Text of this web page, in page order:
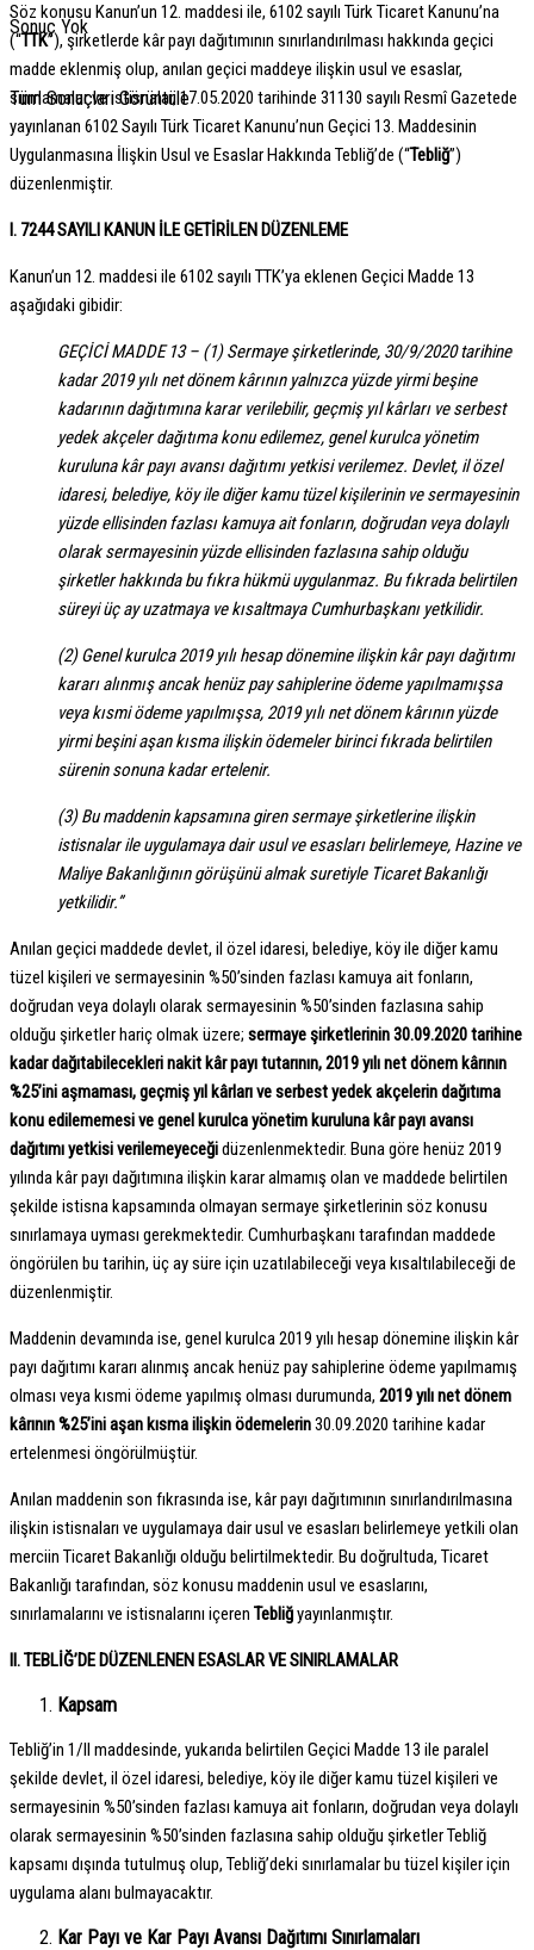
Sonuç Yok
Tüm Sonuçları Görüntüle
Söz konusu Kanun’un 12. maddesi ile, 6102 sayılı Türk Ticaret Kanunu’na
(“TTK”), şirketlerde kâr payı dağıtımının sınırlandırılması hakkında geçici
madde eklenmiş olup, anılan geçici maddeye ilişkin usul ve esaslar,
sınırlamalar ve istisnalar, 17.05.2020 tarihinde 31130 sayılı Resmî Gazetede
yayınlanan 6102 Sayılı Türk Ticaret Kanunu’nun Geçici 13. Maddesinin
Uygulanmasına İlişkin Usul ve Esaslar Hakkında Tebliğ’de (“Tebliğ”)
düzenlenmiştir.
I. 7244 SAYILI KANUN İLE GETİRİLEN DÜZENLEME
Kanun’un 12. maddesi ile 6102 sayılı TTK’ya eklenen Geçici Madde 13
aşağıdaki gibidir:
GEÇİCİ MADDE 13 – (1) Sermaye şirketlerinde, 30/9/2020 tarihine
kadar 2019 yılı net dönem kârının yalnızca yüzde yirmi beşine
kadarının dağıtımına karar verilebilir, geçmiş yıl kârları ve serbest
yedek akçeler dağıtıma konu edilemez, genel kurulca yönetim
kuruluna kâr payı avansı dağıtımı yetkisi verilemez. Devlet, il özel
idaresi, belediye, köy ile diğer kamu tüzel kişilerinin ve sermayesinin
yüzde ellisinden fazlası kamuya ait fonların, doğrudan veya dolaylı
olarak sermayesinin yüzde ellisinden fazlasına sahip olduğu
şirketler hakkında bu fıkra hükmü uygulanmaz. Bu fıkrada belirtilen
süreyi üç ay uzatmaya ve kısaltmaya Cumhurbaşkanı yetkilidir.
(2) Genel kurulca 2019 yılı hesap dönemine ilişkin kâr payı dağıtımı
kararı alınmış ancak henüz pay sahiplerine ödeme yapılmamışsa
veya kısmi ödeme yapılmışsa, 2019 yılı net dönem kârının yüzde
yirmi beşini aşan kısma ilişkin ödemeler birinci fıkrada belirtilen
sürenin sonuna kadar ertelenir.
(3) Bu maddenin kapsamına giren sermaye şirketlerine ilişkin
istisnalar ile uygulamaya dair usul ve esasları belirlemeye, Hazine ve
Maliye Bakanlığının görüşünü almak suretiyle Ticaret Bakanlığı
yetkilidir.”
Anılan geçici maddede devlet, il özel idaresi, belediye, köy ile diğer kamu
tüzel kişileri ve sermayesinin %50’sinden fazlası kamuya ait fonların,
doğrudan veya dolaylı olarak sermayesinin %50’sinden fazlasına sahip
olduğu şirketler hariç olmak üzere; sermaye şirketlerinin 30.09.2020 tarihine
kadar dağıtabilecekleri nakit kâr payı tutarının, 2019 yılı net dönem kârının
%25’ini aşmaması, geçmiş yıl kârları ve serbest yedek akçelerin dağıtıma
konu edilememesi ve genel kurulca yönetim kuruluna kâr payı avansı
dağıtımı yetkisi verilemeyeceğidüzenlenmektedir. Buna göre henüz 2019
yılında kâr payı dağıtımına ilişkin karar almamış olan ve maddede belirtilen
şekilde istisna kapsamında olmayan sermaye şirketlerinin söz konusu
sınırlamaya uyması gerekmektedir. Cumhurbaşkanı tarafından maddede
öngörülen bu tarihin, üç ay süre için uzatılabileceği veya kısaltılabileceği de
düzenlenmiştir.
Maddenin devamında ise, genel kurulca 2019 yılı hesap dönemine ilişkin kâr
payı dağıtımı kararı alınmış ancak henüz pay sahiplerine ödeme yapılmamış
olması veya kısmi ödeme yapılmış olması durumunda, 2019 yılı net dönem
kârının %25’ini aşan kısma ilişkin ödemelerin30.09.2020 tarihine kadar
ertelenmesi öngörülmüştür.
Anılan maddenin son fıkrasında ise, kâr payı dağıtımının sınırlandırılmasına
ilişkin istisnaları ve uygulamaya dair usul ve esasları belirlemeye yetkili olan
merciin Ticaret Bakanlığı olduğu belirtilmektedir. Bu doğrultuda, Ticaret
Bakanlığı tarafından, söz konusu maddenin usul ve esaslarını,
sınırlamalarını ve istisnalarını içeren Tebliğyayınlanmıştır.
II. TEBLİĞ’DE DÜZENLENEN ESASLAR VE SINIRLAMALAR
Kapsam
Tebliğ’in 1/II maddesinde, yukarıda belirtilen Geçici Madde 13 ile paralel
şekilde devlet, il özel idaresi, belediye, köy ile diğer kamu tüzel kişileri ve
sermayesinin %50’sinden fazlası kamuya ait fonların, doğrudan veya dolaylı
olarak sermayesinin %50’sinden fazlasına sahip olduğu şirketler Tebliğ
kapsamı dışında tutulmuş olup, Tebliğ’deki sınırlamalar bu tüzel kişiler için
uygulama alanı bulmayacaktır.
Kar Payı ve Kar Payı Avansı Dağıtımı Sınırlamaları